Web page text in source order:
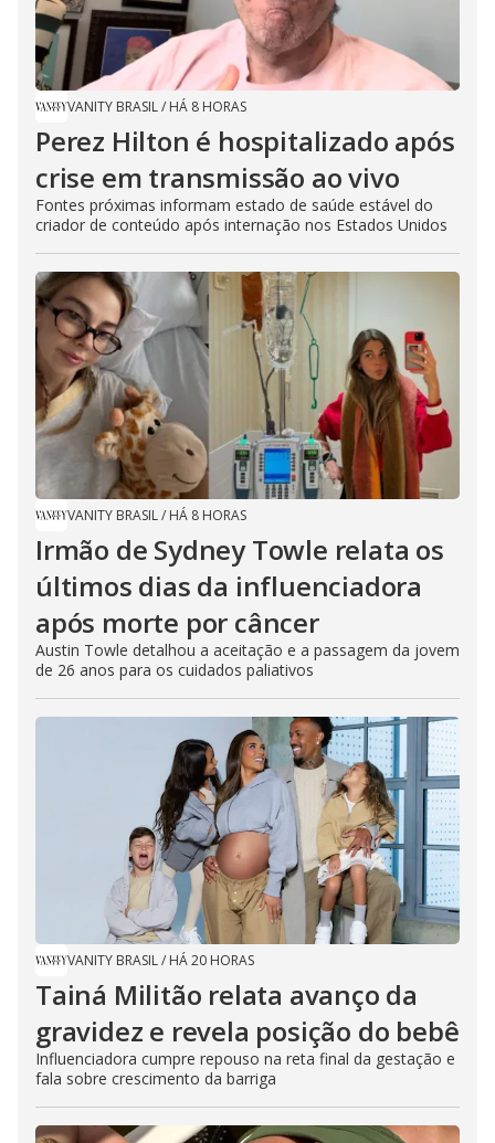
VANITY BRASIL/ HÁ 8 HORAS
Perez Hilton é hospitalizado após
crise em transmissão ao vivo
Fontes próximas informam estado de saúde estável do
criador de conteúdo após internação nos Estados Unidos
VANITY BRASIL/ HÁ 8 HORAS
Irmão de Sydney Towle relata os
últimos dias da influenciadora
após morte por câncer
Austin Towle detalhou a aceitação e a passagem da jovem
de 26 anos para os cuidados paliativos
VANITY BRASIL/ HÁ 20 HORAS
Tainá Militão relata avanço da
gravidez e revela posição do bebê
Influenciadora cumpre repouso na reta final da gestação e
fala sobre crescimento da barriga